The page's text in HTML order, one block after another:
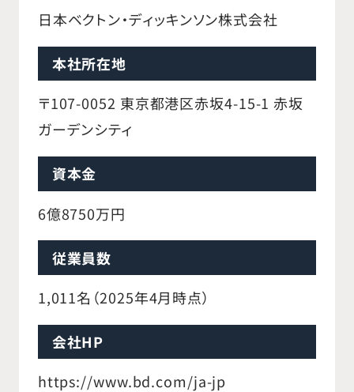
日本ベクトン・ディッキンソン株式会社
本社所在地
〒107-0052 東京都港区赤坂4-15-1 赤坂
ガーデンシティ
資本金
6億8750万円
従業員数
1,011名（2025年4月時点）
会社HP
https://www.bd.com/ja-jp